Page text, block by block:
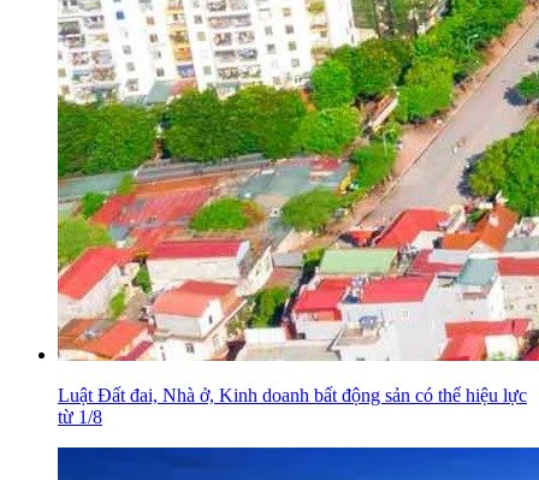
Luật Đất đai, Nhà ở, Kinh doanh bất động sản có thể hiệu lực
từ 1/8